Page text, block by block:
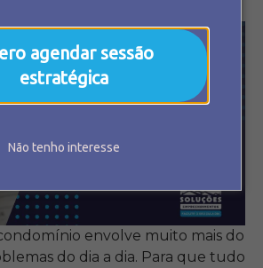
agendar sessão
estratégica
Não tenho interesse
começar
envolve muito mais do
do dia a dia. Para que tudo